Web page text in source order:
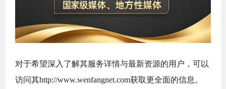
对于希望深入了解其服务详情与最新资源的用户，可以
访问其http://www.wenfangnet.com获取更全面的信息。